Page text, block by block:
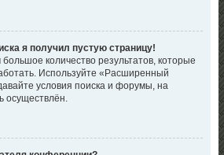
я получил пустую страницу!
количество результатов, которые
Используйте «Расширенный
условия поиска и форумы, на
осуществлён.